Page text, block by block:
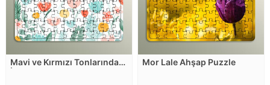
Mavi ve Kırmızı Tonlarında
Mor Lale Ahşap Puzzle